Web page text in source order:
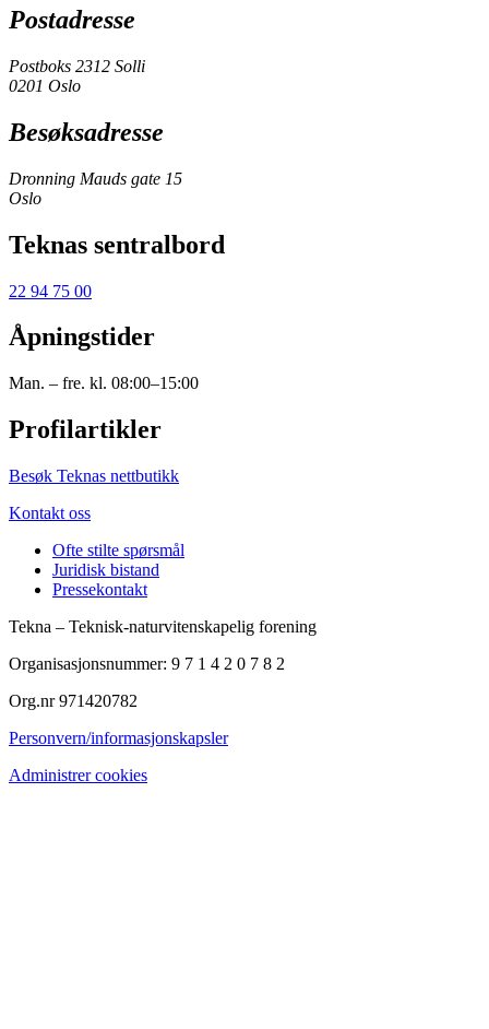
Postadresse
Postboks 2312 Solli
0201 Oslo
Besøksadresse
Dronning Mauds gate 15
Oslo
Teknas sentralbord
22 94 75 00
Åpningstider
Man. – fre. kl. 08:00–15:00
Profilartikler
Besøk Teknas nettbutikk
Kontakt oss
Ofte stilte spørsmål
Juridisk bistand
Pressekontakt
Tekna – Teknisk-naturvitenskapelig forening
Organisasjonsnummer: 9 7 1 4 2 0 7 8 2
Org.nr 971420782
Personvern/informasjonskapsler
Administrer cookies